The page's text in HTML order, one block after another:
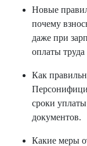
Новые
почему
даже при
оплаты
Как
сроки
документов.
Какие меры